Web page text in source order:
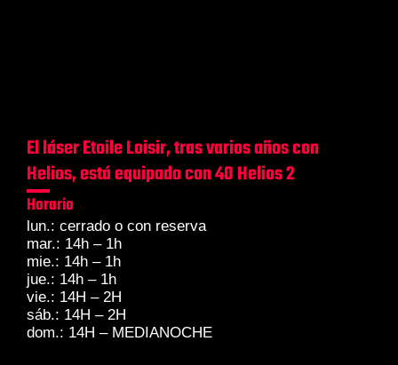
El láser Etoile Loisir, tras varios años con
Helios, está equipado con 40 Helios 2
Horario
lun.: cerrado o con reserva
mar.: 14h – 1h
mie.: 14h – 1h
jue.: 14h – 1h
vie.: 14H – 2H
sáb.: 14H – 2H
dom.: 14H – MEDIANOCHE